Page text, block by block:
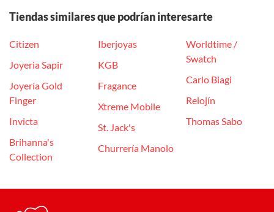
Tiendas similares que podrían interesarte
Citizen
Joyeria Sapir
Joyería Gold
Finger
Invicta
Brihanna's
Collection
Iberjoyas
KGB
Fragance
Xtreme Mobile
St. Jack's
Churrería Manolo
Worldtime /
Swatch
Carlo Biagi
Relojín
Thomas Sabo